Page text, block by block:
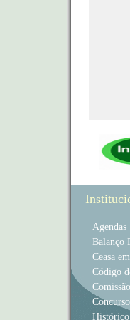
Agendas
Balanço
Ceasa
Código
Histórico